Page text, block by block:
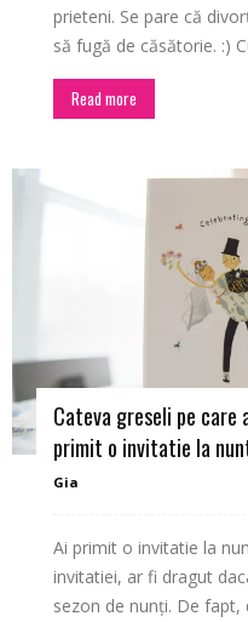
prieteni. Se pare că
să fugă de căsătorie. :)
Read more
Cateva greseli pe care
primit o invitatie la
Gia
Ai primit o invitatie la
invitatiei, ar fi dragut
sezon de nunți. De fapt,